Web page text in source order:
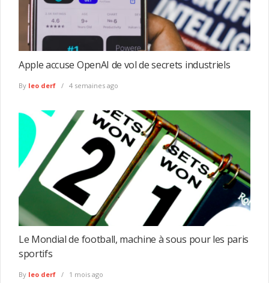
Apple accuse OpenAI de vol de secrets industriels
By leo derf 4 semaines ago
Le Mondial de football, machine à sous pour les paris
sportifs
By leo derf 1 mois ago